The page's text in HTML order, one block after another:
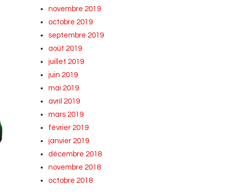
novembre 2019
octobre 2019
septembre 2019
août 2019
juillet 2019
juin 2019
mai 2019
avril 2019
mars 2019
février 2019
janvier 2019
décembre 2018
novembre 2018
octobre 2018